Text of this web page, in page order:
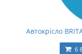
Автокрісло
6